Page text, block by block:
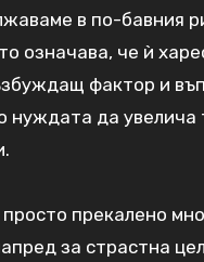
в по-бавния
означава, че ѝ
фактор и
нуждата да увелича
прекалено
за страстна